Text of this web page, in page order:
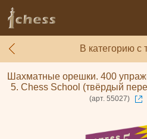
В категорию с
Шахматные орешки. 400
5. Chess School (твёрдый
(арт. 55027)